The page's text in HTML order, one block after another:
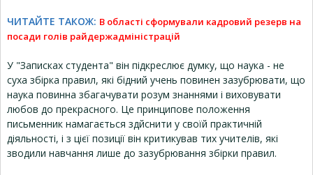
ЧИТАЙТЕ ТАКОЖ: В області сформували кадровий резерв на
посади голів райдержадміністрацій
У "Записках студента" він підкреслює думку, що наука - не
суха збірка правил, які бідний учень повинен зазубрювати, що
наука повинна збагачувати розум знаннями і виховувати
любов до прекрасного. Це принципове положення
письменник намагається здйснити у своїй практичній
діяльності, і з цієї позиції він критикував тих учителів, які
зводили навчання лише до зазубрювання збірки правил.